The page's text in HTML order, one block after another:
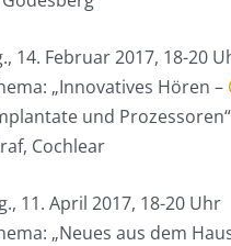
14. Februar 2017, 18-20
„Innovatives Hören –
und Prozessoren“
Cochlear
11. April 2017, 18-20 Uhr
„Neues aus dem